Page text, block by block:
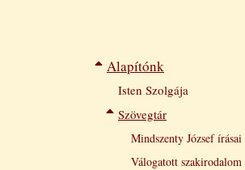
Filtered
navigation
Alapítónk
Isten Szolgája
Szövegtár
Mindszenty József írásai
Válogatott szakirodalom